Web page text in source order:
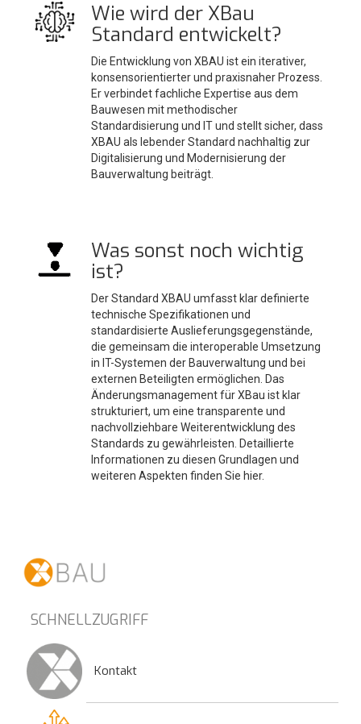
Wie wird der XBau
Standard entwickelt?
Die Entwicklung von XBAU ist ein iterativer,
konsensorientierter und praxisnaher Prozess.
Er verbindet fachliche Expertise aus dem
Bauwesen mit methodischer
Standardisierung und IT und stellt sicher, dass
XBAU als lebender Standard nachhaltig zur
Digitalisierung und Modernisierung der
Bauverwaltung beiträgt.
Was sonst noch wichtig
ist?
Der Standard XBAU umfasst klar definierte
technische Spezifikationen und
standardisierte Auslieferungsgegenstände,
die gemeinsam die interoperable Umsetzung
in IT-Systemen der Bauverwaltung und bei
externen Beteiligten ermöglichen. Das
Änderungsmanagement für XBau ist klar
strukturiert, um eine transparente und
nachvollziehbare Weiterentwicklung des
Standards zu gewährleisten. Detaillierte
Informationen zu diesen Grundlagen und
weiteren Aspekten finden Sie hier.
SCHNELLZUGRIFF
Kontakt